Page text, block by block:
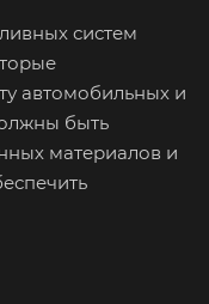
систем
автомобильных и
быть
материалов и